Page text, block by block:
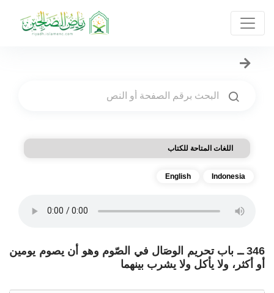
اللغات المتاحة للكتاب
Indonesia
English
346 ــ باب تحريم الوصَال في الصّوم وهو أن يصوم يومين
أو أكثر، ولا يأكل ولا يشرب بينهما